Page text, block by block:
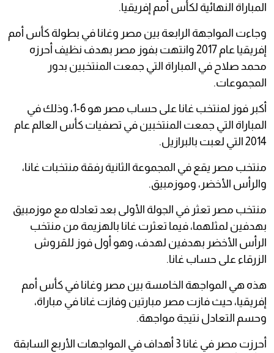
المباراة النهائية لكأس أمم إفريقيا.
وجاءت المواجهة الرابعة بين مصر وغانا في بطولة كأس أمم
إفريقيا عام 2017 وانتهت بفوز مصر بهدف نظيف أحرزه
محمد صلاح في المباراة التي جمعت المنتخبين بدور
المجموعات.
أكبر فوز لمنتخب غانا على حساب مصر هو 6-1، وذلك في
المباراة التي جمعت المنتخبين في تصفيات كأس العالم عام
2014 التي لعبت بالبرازيل.
منتخب مصر يقع في المجموعة الثانية رفقة منتخبات غانا،
والرأس الأخضر، وموزمبيق.
منتخب مصر تعثر في الجولة الأولى بعد تعادله مع موزمبيق
بهدفين لمثلهما، فيما تعثرت غانا بالهزيمة من منتخب
الرأس الأخضر بهدفين لهدف، وهو أول فوز للقروش
الزرقاء على حساب غانا.
هذه هي المواجهة الخامسة بين مصر وغانا في كأس أمم
إفريقيا، حيث فازت مصر مبارتين وفازت غانا في مباراة،
وحسم التعادل نتيجة مواجهة.
أحرزت مصر في غانا 3 أهداف في المواجهات الأربع السابقة